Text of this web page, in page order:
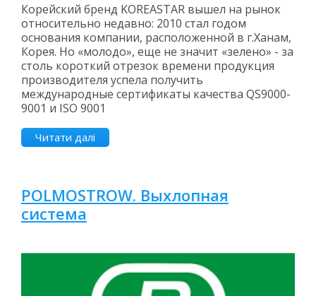
Корейский бренд KOREASTAR вышел на рынок
относительно недавно: 2010 стал годом
основания компании, расположенной в г.Ханам,
Корея. Но «молодо», еще не значит «зелено» - за
столь короткий отрезок времени продукция
производителя успела получить
международные сертификаты качества QS9000-
9001 и ISO 9001
Читати далі
POLMOSTROW. Выхлопная
система